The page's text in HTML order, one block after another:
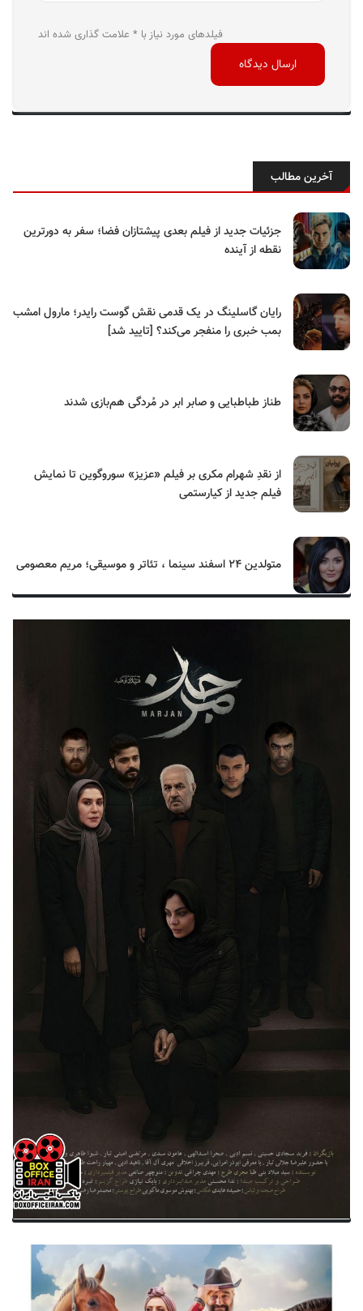
فیلدهای مورد نیاز با * علامت گذاری شده اند
آخرین مطالب
جزئیات جدید از فیلم بعدی پیشتازان فضا؛ سفر به دورترین
نقطه از آینده
رایان گاسلینگ در یک قدمی نقش گوست رایدر؛ مارول امشب
بمب خبری را منفجر می‌کند؟ [تایید شد]
طناز طباطبایی و صابر ابر در مُردگی هم‌بازی شدند
از نقدِ شهرام مکری بر فیلم «عزیز» سوروگوین تا نمایش
فیلم جدید از کیارستمی
متولدین ۲۴ اسفند سینما ، تئاتر و موسیقی؛ مریم معصومی